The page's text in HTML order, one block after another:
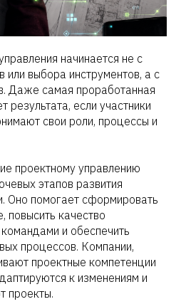
начинается не с
или выбора инструментов, а с
Даже самая проработанная
результата, если участники
свои роли, процессы и
проектному управлению
этапов развития
Оно помогает сформировать
повысить качество
и обеспечить
процессов. Компании,
проектные компетенции
к изменениям и
проекты.